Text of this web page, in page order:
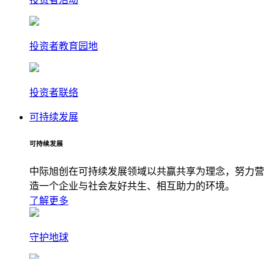
投资者教育园地
投资者联络
可持续发展
可持续发展
中际旭创在可持续发展领域以共赢共享为理念，努力营
造一个企业与社会友好共生、相互助力的环境。
了解更多
守护地球